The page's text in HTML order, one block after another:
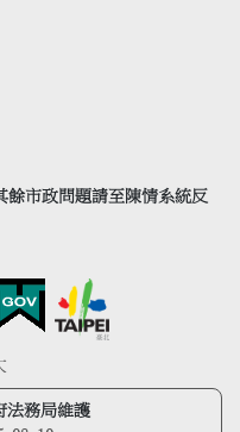
餘市政問題請至陳情系統反
法務局維護